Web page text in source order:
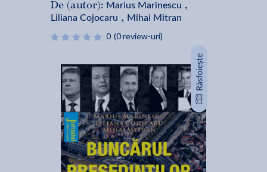
De (autor): Marius Marinescu ,
Liliana Cojocaru , Mihai Mitran
0 (0 review-uri)